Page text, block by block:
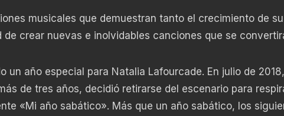
musicales que demuestran tanto el crecimiento de
de crear nuevas e inolvidables canciones que se
un año especial para Natalia Lafourcade. En julio de
de tres años, decidió retirarse del escenario para
«Mi año sabático». Más que un año sabático, los